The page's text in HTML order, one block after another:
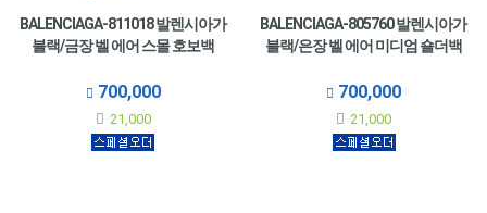
BALENCIAGA-811018 발렌시아가
블랙/금장 벨 에어 스몰 호보백
700,000
21,000
BALENCIAGA-805760 발렌시아가
블랙/은장 벨 에어 미디엄 숄더백
700,000
21,000